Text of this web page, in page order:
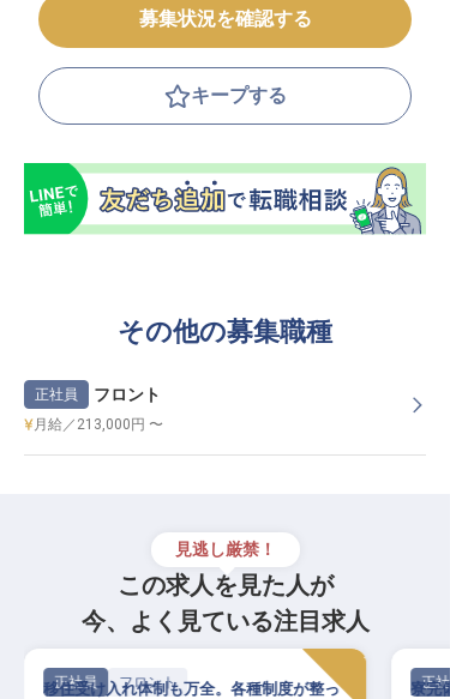
募集状況を確認する
キープする
その他の募集職種
正社員 フロント
月給／213,000円 〜
見逃し厳禁！
この求人を見た人が
今、よく見ている注目求人
正社員 フロント
移住受け入れ体制も万全。各種制度が整っ
正社
寮完